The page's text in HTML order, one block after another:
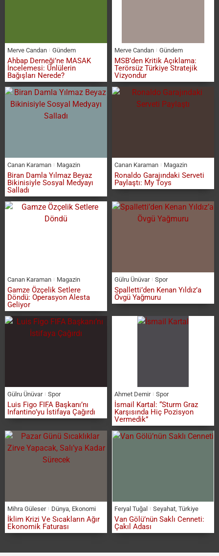
Merve Candan Gündem
Ahbap Derneği’ne MASAK
İncelemesi: Ünlülerin
Bağışları Nerede?
Merve Candan Gündem
MSB’den Kritik Açıklama:
Terörsüz Türkiye Stratejik
Vizyondur
Canan Karaman Magazin
Biran Damla Yılmaz Beyaz
Bikinisiyle Sosyal Medyayı
Salladı
Canan Karaman Magazin
Ronaldo Garajındaki Serveti
Paylaştı: My Toys
Canan Karaman Magazin
Gamze Özçelik Setlere
Döndü: Operasyon Alesta
Geliyor
Gülru Ünüvar Spor
Spalletti’den Kenan Yıldız’a
Övgü Yağmuru
Gülru Ünüvar Spor
Luis Figo FIFA Başkanı’nı
Infantino’yu İstifaya Çağırdı
Ahmet Demir Spor
İsmail Kartal: “Sturm Graz
Karşısında Hiç Pozisyon
Vermedik”
Mihra Güleser Dünya, Ekonomi
İklim Krizi Ve Sıcakların Ağır
Ekonomik Faturası
Feryal Tuğal Seyahat, Türkiye
Van Gölü’nün Saklı Cenneti:
Çakıl Adası